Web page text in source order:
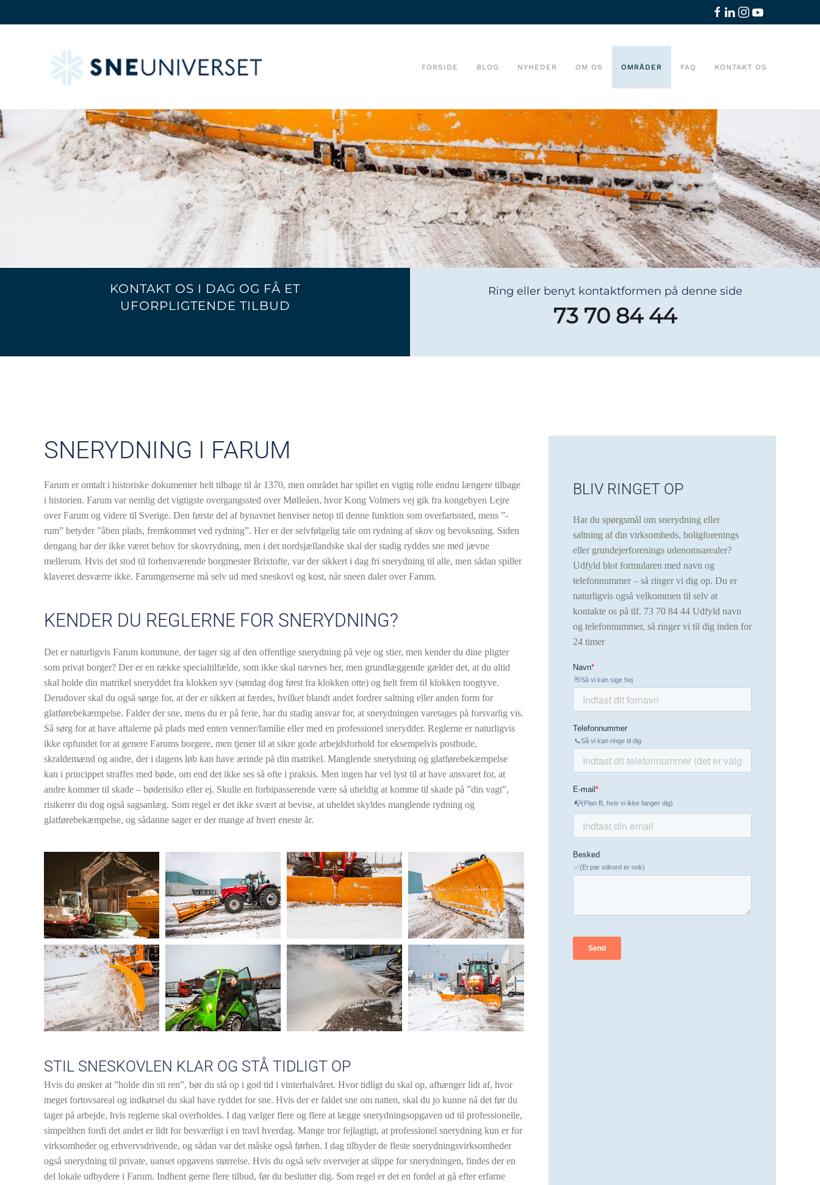
FORSIDE BLOG NYHEDER OM OS OMRÅDER FAQ KONTAKT OS
KONTAKT OS I DAG OG FÅ ET
UFORPLIGTENDE TILBUD
Ring eller benyt kontaktformen på denne side
73 70 84 44
SNERYDNING I FARUM
Farum er omtalt i historiske dokumenter helt tilbage til år 1370, men området har spillet en vigtig rolle endnu længere tilbage
i historien. Farum var nemlig det vigtigste overgangssted over Mølleåen, hvor Kong Volmers vej gik fra kongebyen Lejre
over Farum og videre til Sverige. Den første del af bynavnet henviser netop til denne funktion som overfartssted, mens ”-
rum” betyder ”åben plads, fremkommet ved rydning”. Her er der selvfølgelig tale om rydning af skov og bevoksning. Siden
dengang har der ikke været behov for skovrydning, men i det nordsjællandske skal der stadig ryddes sne med jævne
mellerum. Hvis det stod til forhenværende borgmester Brixtofte, var der sikkert i dag fri snerydning til alle, men sådan spiller
klaveret desværre ikke. Farumgenserne må selv ud med sneskovl og kost, når sneen daler over Farum.
KENDER DU REGLERNE FOR SNERYDNING?
Det er naturligvis Farum kommune, der tager sig af den offentlige snerydning på veje og stier, men kender du dine pligter
som privat borger? Der er en række specialtilfælde, som ikke skal nævnes her, men grundlæggende gælder det, at du altid
skal holde din matrikel sneryddet fra klokken syv (søndag dog først fra klokken otte) og helt frem til klokken toogtyve.
Derudover skal du også sørge for, at der er sikkert at færdes, hvilket blandt andet fordrer saltning eller anden form for
glatførebekæmpelse. Falder der sne, mens du er på ferie, har du stadig ansvar for, at snerydningen varetages på forsvarlig vis.
Så sørg for at have aftalerne på plads med enten venner/familie eller med en professionel snerydder. Reglerne er naturligvis
ikke opfundet for at genere Farums borgere, men tjener til at sikre gode arbejdsforhold for eksempelvis postbude,
skraldemænd og andre, der i dagens løb kan have ærinde på din matrikel. Manglende snerydning og glatførebekæmpelse
kan i princippet straffes med bøde, om end det ikke ses så ofte i praksis. Men ingen har vel lyst til at have ansvaret for, at
andre kommer til skade – bøderisiko eller ej. Skulle en forbipasserende være så uheldig at komme til skade på ”din vagt”,
risikerer du dog også sagsanlæg. Som regel er det ikke svært at bevise, at uheldet skyldes manglende rydning og
glatførebekæmpelse, og sådanne sager er der mange af hvert eneste år.
STIL SNESKOVLEN KLAR OG STÅ TIDLIGT OP
Hvis du ønsker at ”holde din sti ren”, bør du stå op i god tid i vinterhalvåret. Hvor tidligt du skal op, afhænger lidt af, hvor
meget fortovsareal og indkørsel du skal have ryddet for sne. Hvis der er faldet sne om natten, skal du jo kunne nå det før du
tager på arbejde, hvis reglerne skal overholdes. I dag vælger flere og flere at lægge snerydningsopgaven ud til professionelle,
simpelthen fordi det andet er lidt for besværligt i en travl hverdag. Mange tror fejlagtigt, at professionel snerydning kun er for
virksomheder og erhvervsdrivende, og sådan var det måske også førhen. I dag tilbyder de fleste snerydningsvirksomheder
også snerydning til private, uanset opgavens størrelse. Hvis du også selv overvejer at slippe for snerydningen, findes der en
del lokale udbydere i Farum. Indhent gerne flere tilbud, før du beslutter dig. Som regel er det en fordel at gå efter erfarne
BLIV RINGET OP
Har du spørgsmål om snerydning eller
saltning af din virksomheds, boligforenings
eller grundejerforenings udenomsarealer?
Udfyld blot formularen med navn og
telefonnummer – så ringer vi dig op. Du er
naturligvis også velkommen til selv at
kontakte os på tlf. 73 70 84 44 Udfyld navn
og telefonnummer, så ringer vi til dig inden for
24 timer